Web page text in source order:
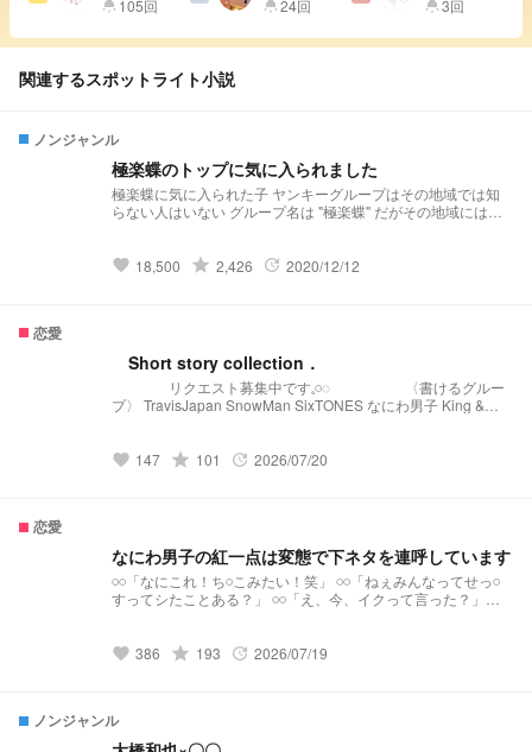
highlight 105回 highlight24回 highlight3回
関連するスポットライト小説
ノンジャンル
極楽蝶のトップに気に入られました
極楽蝶に気に入られた子 ヤンキーグループはその地域では知
らない人はいない グループ名は "極楽蝶" だがその地域には他
favorite 18,500 grade 2,426 update 2020/12/12
恋愛
Short story collection．
リクエスト募集中です‪𓈒𓏸◌‬ 〈書けるグルー
プ〉 TravisJapan SnowMan SixTONES なにわ男子 King &
favorite 147 grade 101 update 2026/07/20
恋愛
なにわ男子の紅一点は変態で下ネタを連呼しています
𓏸𓏸「なにこれ！ち𓏸こみたい！笑」 𓏸𓏸「ねぇみんなってせっ𓏸
すってシたことある？」 𓏸𓏸「え、今、イクって言った？」
《目標》 ☆50♡100
favorite 386 grade 193 update 2026/07/19
ノンジャンル